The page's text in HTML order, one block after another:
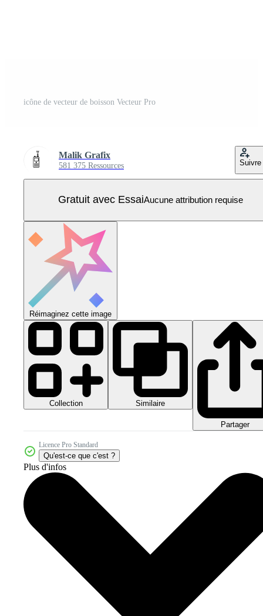
icône de vecteur de boisson Vecteur Pro
Malik Grafix
581 375 Ressources Suivre
Gratuit avec EssaiAucune attribution requise
Réimaginez cette image
Collection Similaire
Partager
Licence Pro Standard
Qu'est-ce que c'est ?
Plus d'infos